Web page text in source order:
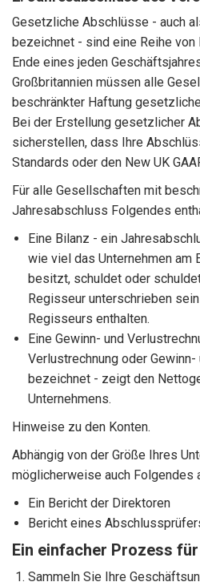
Gesetzliche Abschlüsse - auch
bezeichnet - sind eine Reihe von
Ende eines jeden
Großbritannien müssen alle
beschränkter Haftung
Bei der Erstellung gesetzlicher
sicherstellen, dass Ihre
Standards oder den New UK
Für alle Gesellschaften mit
Jahresabschluss Folgendes
Eine Bilanz - ein
wie viel das Unternehmen am
besitzt, schuldet oder
Regisseur unterschrieben
Regisseurs enthalten.
Eine Gewinn- und
Verlustrechnung oder
bezeichnet - zeigt den
Unternehmens.
Hinweise zu den Konten.
Abhängig von der Größe Ihres
möglicherweise auch Folgendes
Ein Bericht der Direktoren
Bericht eines
Ein einfacher Prozess
Sammeln Sie Ihre